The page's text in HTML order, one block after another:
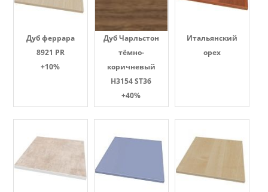
Дуб феррара
8921 PR
+10%
Дуб Чарльстон
тёмно-
коричневый
H3154 ST36
+40%
Итальянский
орех